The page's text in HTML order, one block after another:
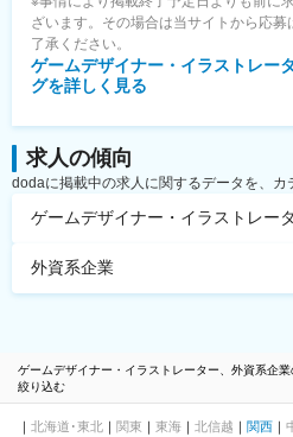
ざいます。その場合は当サイトから応
了承ください。
ゲームデザイナー・イラストレー
グを詳しく見る
求人の傾向
dodaに掲載中の求人に関するデータを、カ
ゲームデザイナー・イラストレー
外資系企業
ゲームデザイナー・イラストレーター、外資系企
絞り込む
北海道･東北 関東 東海 北信越 関西